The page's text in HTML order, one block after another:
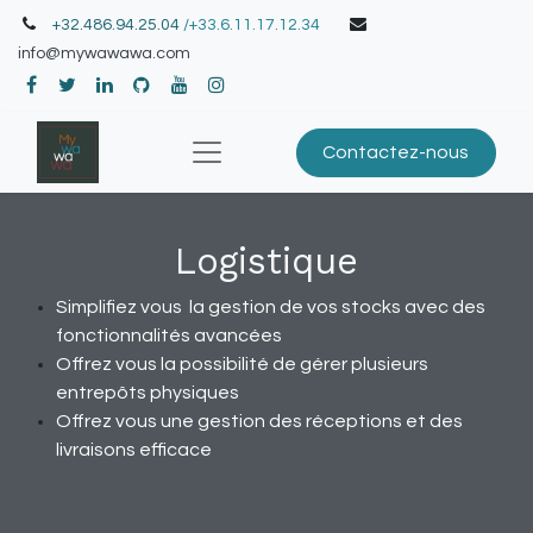
+32.486.94.25.04 /+33.6.11.17.12.34
info@mywawawa.com
Contactez-nous
Logistique
Simplifiez vous la gestion de vos stocks avec des
fonctionnalités avancées
Offrez vous la possibilité de gérer plusieurs
entrepôts physiques
Offrez vous une gestion des réceptions et des
livraisons efficace